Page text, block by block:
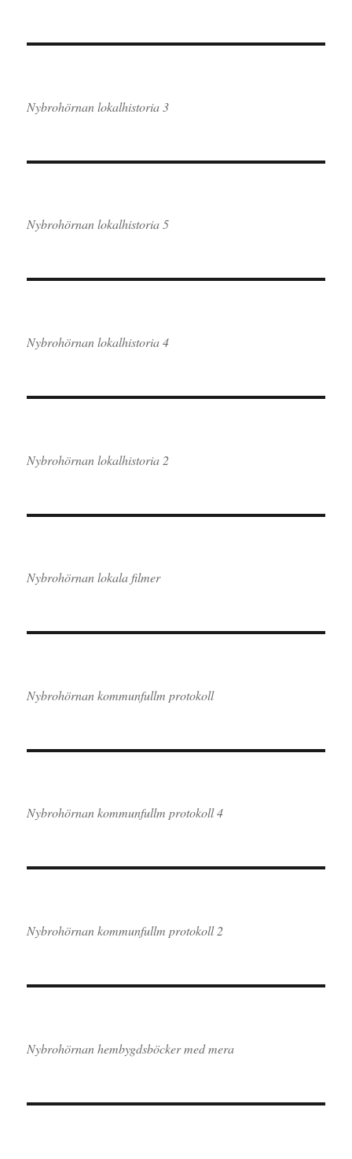
Nybrohörnan lokalhistoria 3
Nybrohörnan lokalhistoria 5
Nybrohörnan lokalhistoria 4
Nybrohörnan lokalhistoria 2
Nybrohörnan lokala filmer
Nybrohörnan kommunfullm protokoll
Nybrohörnan kommunfullm protokoll 4
Nybrohörnan kommunfullm protokoll 2
Nybrohörnan hembygdsböcker med mera